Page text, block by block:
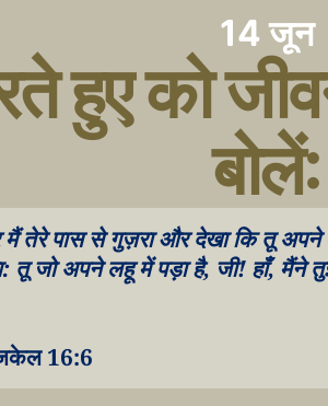
14 जून
हुए को
बोलें:
मैं तेरे पास से गुज़रा और देखा कि तू
तू जो अपने लहू में पड़ा है, जी! हाँ, मैंने
16:6